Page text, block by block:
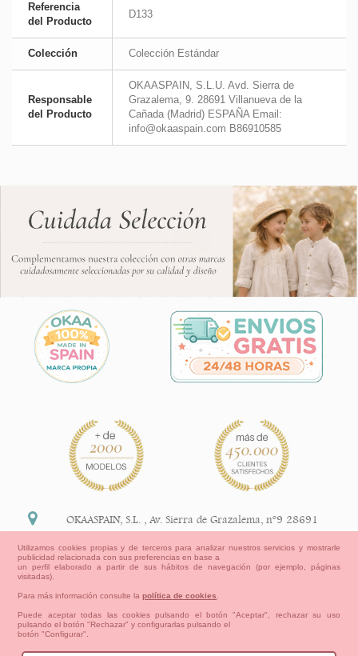
Referencia
del Producto
D133
Colección Colección Estándar
Responsable
del Producto
OKAASPAIN, S.L.U. Avd. Sierra de
Grazalema, 9. 28691 Villanueva de la
Cañada (Madrid) ESPAÑA Email:
info@okaaspain.com B86910585
Información Legal
política de devoluciones y reembolsos
OKAASPAIN, S.L. ,Av. Sierra de Grazalema, nº9 28691
+34 91 113 89 09
Utilizamos cookies propias y de terceros para analizar nuestros servicios y mostrarle
publicidad relacionada con sus preferencias en base a
un perfil elaborado a partir de sus hábitos de navegación (por ejemplo, páginas
visitadas).
Para más información consulte lapolítica de cookies
Puede aceptar todas las cookies pulsando el botón "Aceptar", rechazar su uso
pulsando el botón "Rechazar" y configurarlas pulsando el
botón "Configurar".